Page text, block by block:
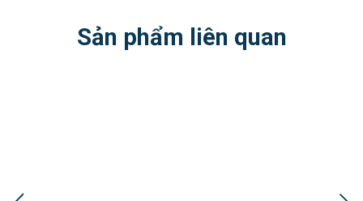
Sản phẩm liên quan